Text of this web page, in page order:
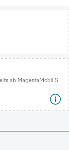
ab MagentaMobil S